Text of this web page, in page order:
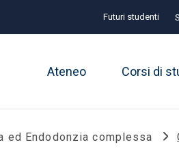
Futuri studenti
Ateneo Corsi di
ed Endodonzia complessa